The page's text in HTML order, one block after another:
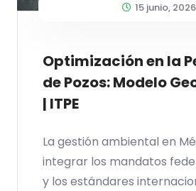
15 junio, 2026
Optimización en la
de Pozos: Modelo
| ITPE
La gestión ambiental en
integrar los mandatos
y los estándares